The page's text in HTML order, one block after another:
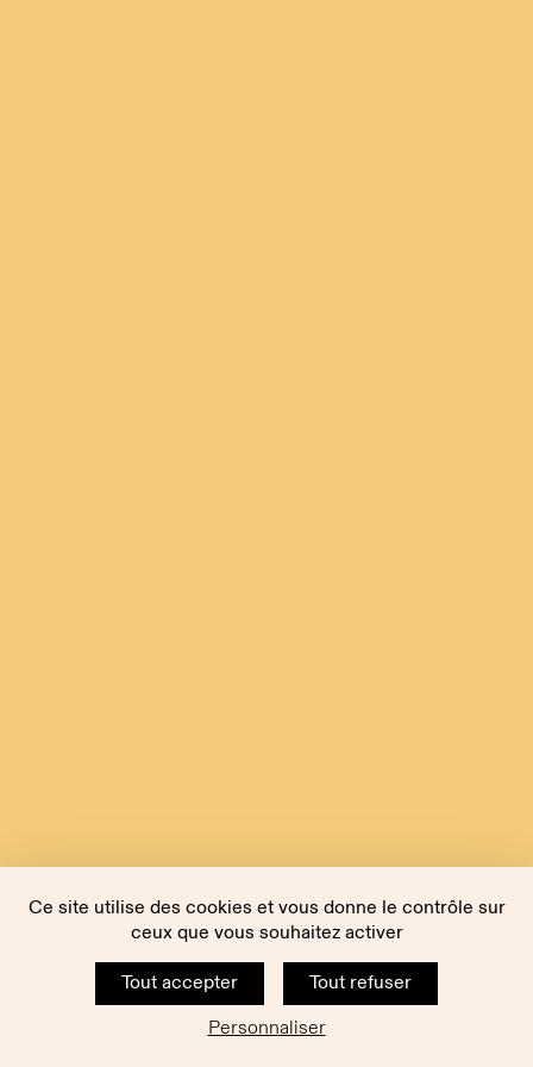
Ce site utilise des cookies et vous donne le contrôle sur
ceux que vous souhaitez activer
Tout accepter
Tout refuser
Personnaliser